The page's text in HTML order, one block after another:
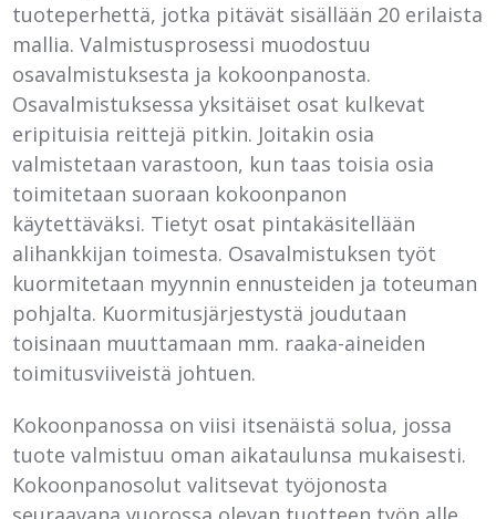
tuoteperhettä, jotka pitävät sisällään 20 erilaista
mallia. Valmistusprosessi muodostuu
osavalmistuksesta ja kokoonpanosta.
Osavalmistuksessa yksitäiset osat kulkevat
eripituisia reittejä pitkin. Joitakin osia
valmistetaan varastoon, kun taas toisia osia
toimitetaan suoraan kokoonpanon
käytettäväksi. Tietyt osat pintakäsitellään
alihankkijan toimesta. Osavalmistuksen työt
kuormitetaan myynnin ennusteiden ja toteuman
pohjalta. Kuormitusjärjestystä joudutaan
toisinaan muuttamaan mm. raaka-aineiden
toimitusviiveistä johtuen.
Kokoonpanossa on viisi itsenäistä solua, jossa
tuote valmistuu oman aikataulunsa mukaisesti.
Kokoonpanosolut valitsevat työjonosta